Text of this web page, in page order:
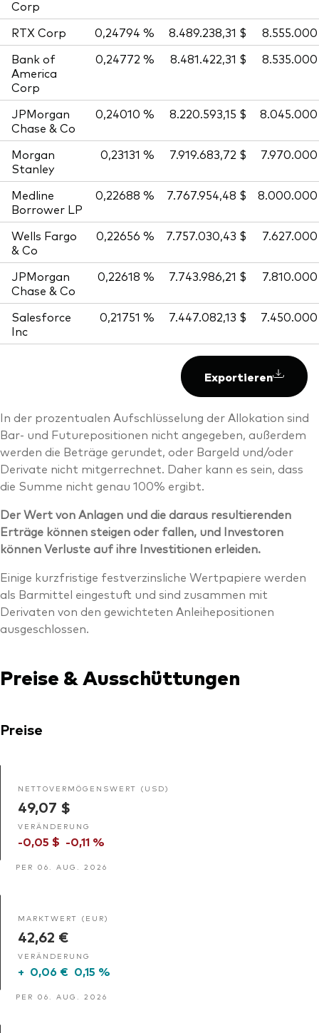
Corp
RTX Corp
0,24794 % 8.489.238,31 $
8.555.000
Bank of
America
Corp
0,24772 % 8.481.422,31 $ 8.535.000
JPMorgan
Chase & Co
0,24010 % 8.220.593,15 $ 8.045.000
Morgan
Stanley
0,23131 % 7.919.683,72 $ 7.970.000
Medline
Borrower LP
0,22688 % 7.767.954,48 $ 8.000.000
Wells Fargo
& Co
0,22656 % 7.757.030,43 $ 7.627.000
JPMorgan
Chase & Co
0,22618 % 7.743.986,21 $ 7.810.000
Salesforce
Inc
0,21751 % 7.447.082,13 $ 7.450.000
Exportieren
In der prozentualen Aufschlüsselung der Allokation sind
Bar- und Futurepositionen nicht angegeben, außerdem
werden die Beträge gerundet, oder Bargeld und/oder
Derivate nicht mitgerrechnet. Daher kann es sein, dass
die Summe nicht genau 100% ergibt.
Der Wert von Anlagen und die daraus resultierenden
Erträge können steigen oder fallen, und Investoren
können Verluste auf ihre Investitionen erleiden.
Einige kurzfristige festverzinsliche Wertpapiere werden
als Barmittel eingestuft und sind zusammen mit
Derivaten von den gewichteten Anleihepositionen
ausgeschlossen.
Preise & Ausschüttungen
Preise
NETTOVERMÖGENSWERT (USD)
49,07 $
VERÄNDERUNG
-0,05 $ -0,11 %
PER 06. AUG. 2026
MARKTWERT (EUR)
42,62 €
VERÄNDERUNG
+ 0,06 € 0,15 %
PER 06. AUG. 2026